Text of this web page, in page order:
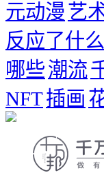
元动漫艺
反应了什
哪些潮流
NFT插画